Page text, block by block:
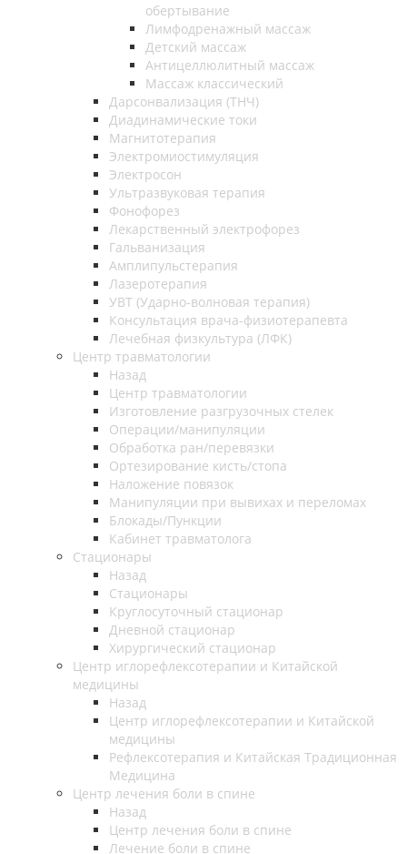
обертывание
Лимфодренажный массаж
Детский массаж
Антицеллюлитный массаж
Массаж классический
Дарсонвализация (ТНЧ)
Диадинамические токи
Магнитотерапия
Электромиостимуляция
Электросон
Ультразвуковая терапия
Фонофорез
Лекарственный электрофорез
Гальванизация
Амплипульстерапия
Лазеротерапия
УВТ (Ударно-волновая терапия)
Консультация врача-физиотерапевта
Лечебная физкультура (ЛФК)
Центр травматологии
Назад
Центр травматологии
Изготовление разгрузочных стелек
Операции/манипуляции
Обработка ран/перевязки
Ортезирование кисть/стопа
Наложение повязок
Манипуляции при вывихах и переломах
Блокады/Пункции
Кабинет травматолога
Стационары
Назад
Стационары
Круглосуточный стационар
Дневной стационар
Хирургический стационар
Центр иглорефлексотерапии и Китайской
медицины
Назад
Центр иглорефлексотерапии и Китайской
медицины
Рефлексотерапия и Китайская Традиционная
Медицина
Центр лечения боли в спине
Назад
Центр лечения боли в спине
Лечение боли в спине